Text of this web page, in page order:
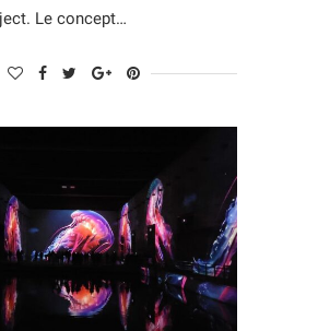
Le concept…